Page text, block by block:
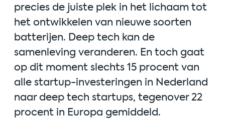
precies de juiste plek in het lichaam tot
het ontwikkelen van nieuwe soorten
batterijen. Deep tech kan de
samenleving veranderen. En toch gaat
op dit moment slechts 15 procent van
alle startup-investeringen in Nederland
naar deep tech startups, tegenover 22
procent in Europa gemiddeld.